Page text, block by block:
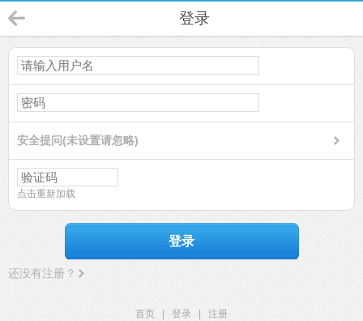
登录
安全提问(未设置请忽略)
点击重新加载
登录
还没有注册？
首页 登录
注册